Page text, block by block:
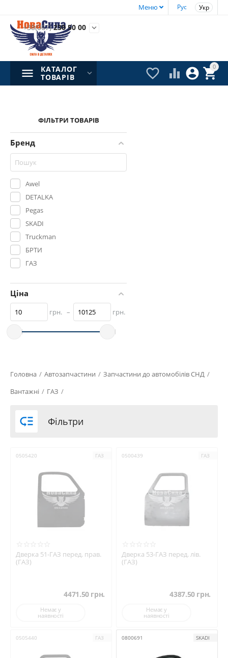
Рус Укр
Меню
+38(067)230 50 00 
0


 
КАТАЛОГ
ТОВАРІВ
ФІЛЬТРИ ТОВАРІВ
Бренд
Awel
DETALKA
Pegas
SKADI
Truckman
БРТИ
ГАЗ
ПТИМАШ
Рось-гума
Ціна
грн. – грн.
Головна / Автозапчастини / Запчастини до автомобілів СНД /
Вантажні / ГАЗ /
 Фільтри
0505420 ГАЗ
Дверка 51-ГАЗ перед. прав.
(ГАЗ)
4471.50 грн.
Немає у
наявності
0500439 ГАЗ
Дверка 53-ГАЗ перед. лів.
(ГАЗ)
4387.50 грн.
Немає у
наявності
0505440 ГАЗ 0800691 SKADI